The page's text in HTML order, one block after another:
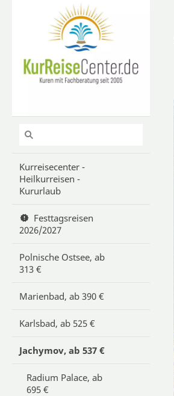
Kurreisecenter -
Heilkurreisen -
Kururlaub
Festtagsreisen
2026/2027
Polnische Ostsee, ab
313 €
Marienbad, ab 390 €
Karlsbad, ab 525 €
Jachymov, ab 537 €
Radium Palace, ab
695 €